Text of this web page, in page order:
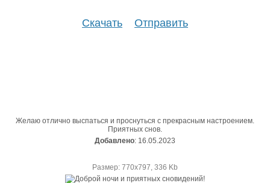
Скачать Отправить
Желаю отлично выспаться и проснуться с прекрасным настроением.
Приятных снов.
Добавлено: 16.05.2023
Размер: 770х797, 336 Kb